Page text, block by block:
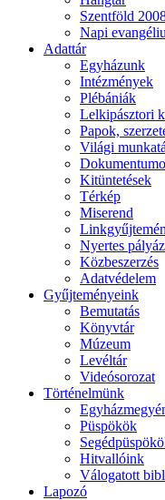
Szentföld
Napi
Adattár
Egyházunk
Intézmények
Plébániák
Lelkipásztori
Papok,
Világi
Kitüntetések
Térkép
Miserend
Nyertes
Közbeszerzés
Adatvédelem
Gyűjteményeink
Bemutatás
Könyvtár
Múzeum
Levéltár
Videósorozat
Történelmünk
Püspökök
Hitvallóink
Válogatott
Lapozó